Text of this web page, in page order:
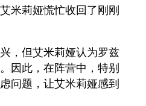
米莉娅慌忙收回了刚刚
，但艾米莉娅认为罗兹
因此，在阵营中，特别
问题，让艾米莉娅感到